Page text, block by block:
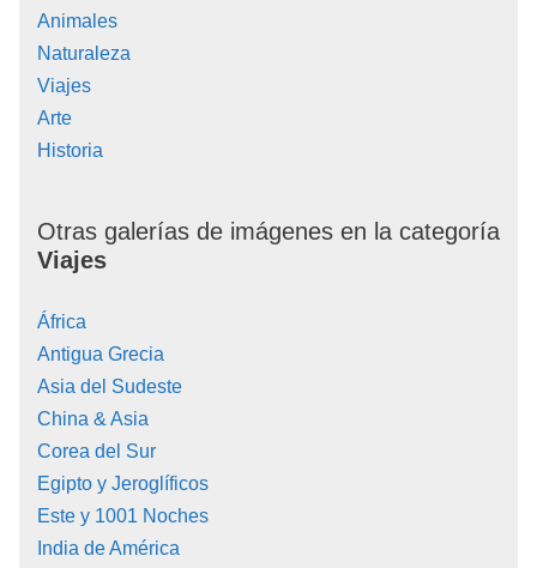
Animales
Naturaleza
Viajes
Arte
Historia
Otras galerías de imágenes en la categoría
Viajes
África
Antigua Grecia
Asia del Sudeste
China & Asia
Corea del Sur
Egipto y Jeroglíficos
Este y 1001 Noches
India de América